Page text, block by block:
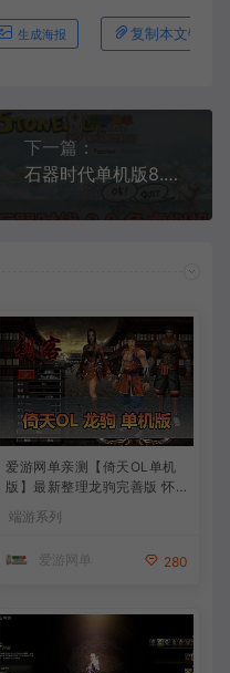
生成海报 复制本文链接
下一篇：
石器时代单机版8.0免虚拟机一键端自带外挂登录器支持win10GM权限可多开
爱游网单亲测【倚天OL单机
版】最新整理龙驹完善版 怀
发物品装备 虚拟机一键端 视
端游系列
爱游网单 280